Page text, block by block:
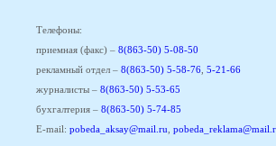
Телефоны:
приемная (факс) – 8(863-50) 5-08-50
рекламный отдел – 8(863-50) 5-58-76 5-21-66
журналисты – 8(863-50) 5-53-65
бухгалтерия – 8(863-50) 5-74-85
E-mail: pobeda_aksay@mail.ru